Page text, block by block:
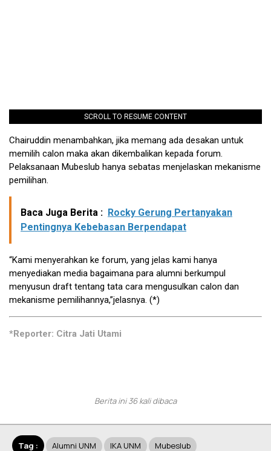
SCROLL TO RESUME CONTENT
Chairuddin menambahkan, jika memang ada desakan untuk
memilih calon maka akan dikembalikan kepada forum.
Pelaksanaan Mubeslub hanya sebatas menjelaskan mekanisme
pemilihan.
Baca Juga Berita : Rocky Gerung Pertanyakan
Pentingnya Kebebasan Berpendapat
“Kami menyerahkan ke forum, yang jelas kami hanya
menyediakan media bagaimana para alumni berkumpul
menyusun draft tentang tata cara mengusulkan calon dan
mekanisme pemilihannya,”jelasnya. (*)
*Reporter: Citra Jati Utami
Berita ini 36 kali dibaca
Tag : Alumni UNM IKA UNM Mubeslub